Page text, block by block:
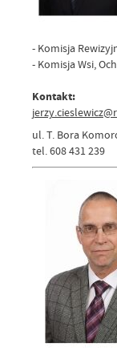
- Komisja
- Komisja Wsi,
Kontakt:
ul. T. Bora
tel. 608 431 239